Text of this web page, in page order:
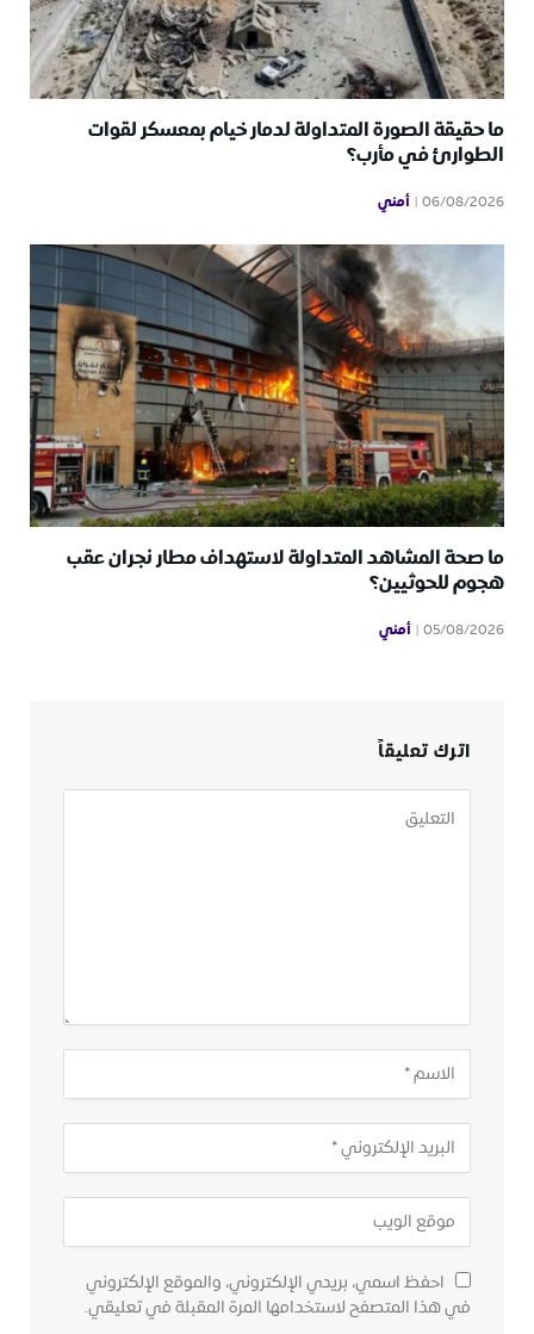
ما حقيقة الصورة المتداولة لدمار خيام بمعسكر لقوات
الطوارئ في مأرب؟
06/08/2026 أمني
ما صحة المشاهد المتداولة لاستهداف مطار نجران عقب
هجوم للحوثيين؟
05/08/2026 أمني
اترك تعليقاً
احفظ اسمي، بريدي الإلكتروني، والموقع الإلكتروني
في هذا المتصفح لاستخدامها المرة المقبلة في تعليقي.